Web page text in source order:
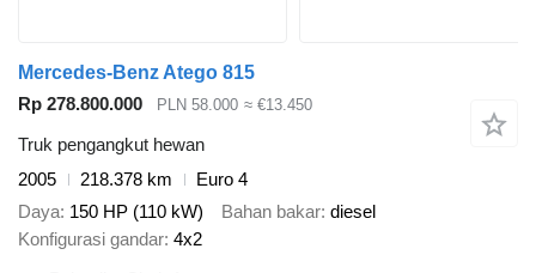
Mercedes-Benz Atego 815
Rp 278.800.000
PLN 58.000 ≈ €13.450
Truk pengangkut hewan
2005
218.378 km
Euro 4
Daya 150 HP (110 kW) Bahan bakar diesel
Konfigurasi gandar 4x2